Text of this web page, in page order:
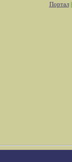
Портал|